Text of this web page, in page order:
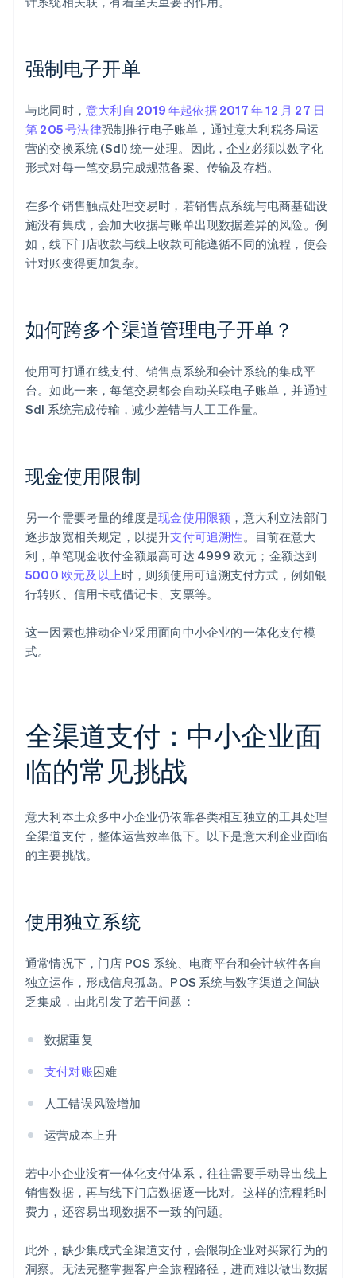
强制电子开单
与此同时， 意大利自 2019 年起依据 2017 年 12 月 27 日
第 205 号法律强制推行电子账单，通过意大利税务局运
营的交换系统 (SdI) 统一处理。因此，企业必须以数字化
形式对每一笔交易完成规范备案、传输及存档。
在多个销售触点处理交易时，若销售点系统与电商基础设
施没有集成，会加大收据与账单出现数据差异的风险。例
如，线下门店收款与线上收款可能遵循不同的流程，使会
计对账变得更加复杂。
如何跨多个渠道管理电子开单？
使用可打通在线支付、销售点系统和会计系统的集成平
台。如此一来，每笔交易都会自动关联电子账单，并通过
SdI 系统完成传输，减少差错与人工工作量。
现金使用限制
另一个需要考量的维度是现金使用限额 ，意大利立法部门
逐步放宽相关规定，以提升支付可追溯性。目前在意大
利，单笔现金收付金额最高可达 4999 欧元；金额达到
5000 欧元及以上时，则须使用可追溯支付方式，例如银
行转账、信用卡或借记卡、支票等。
这一因素也推动企业采用面向中小企业的一体化支付模
式。
全渠道支付：中小企业面
临的常见挑战
意大利本土众多中小企业仍依靠各类相互独立的工具处理
全渠道支付，整体运营效率低下。以下是意大利企业面临
的主要挑战。
使用独立系统
通常情况下，门店 POS 系统、电商平台和会计软件各自
独立运作，形成信息孤岛。POS 系统与数字渠道之间缺
乏集成，由此引发了若干问题：
数据重复
支付对账困难
人工错误风险增加
运营成本上升
若中小企业没有一体化支付体系，往往需要手动导出线上
销售数据，再与线下门店数据逐一比对。这样的流程耗时
费力，还容易出现数据不一致的问题。
此外，缺少集成式全渠道支付，会限制企业对买家行为的
洞察。无法完整掌握客户全旅程路径，进而难以做出数据